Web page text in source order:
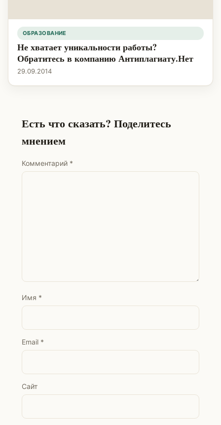
ОБРАЗОВАНИЕ
Не хватает уникальности работы?
Обратитесь в компанию Антиплагиату.Нет
29.09.2014
Есть что сказать? Поделитесь
мнением
Комментарий *
Имя *
Email *
Сайт